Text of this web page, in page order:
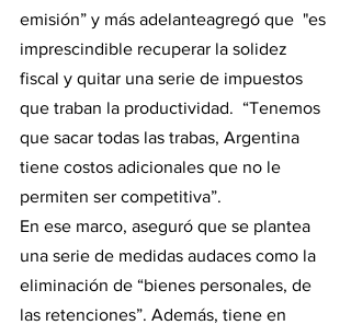
emisión” y más adelanteagregó que  "es
imprescindible recuperar la solidez
fiscal y quitar una serie de impuestos
que traban la productividad.  “Tenemos
que sacar todas las trabas, Argentina
tiene costos adicionales que no le
permiten ser competitiva”.
En ese marco, aseguró que se plantea
una serie de medidas audaces como la
eliminación de “bienes personales, de
las retenciones”. Además, tiene en